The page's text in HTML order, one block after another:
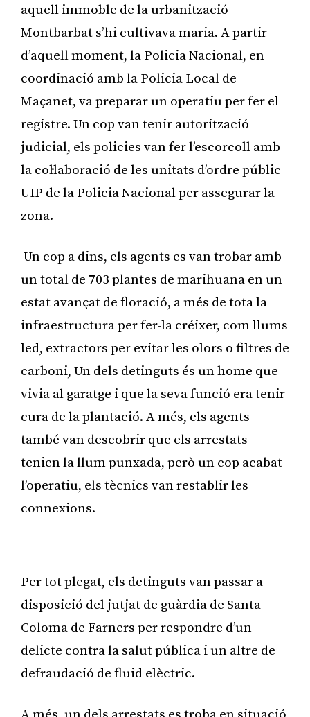
aquell immoble de la urbanització
Montbarbat s’hi cultivava maria. A partir
d’aquell moment, la Policia Nacional, en
coordinació amb la Policia Local de
Maçanet, va preparar un operatiu per fer el
registre. Un cop van tenir autorització
judicial, els policies van fer l’escorcoll amb
la col·laboració de les unitats d’ordre públic
UIP de la Policia Nacional per assegurar la
zona.
Un cop a dins, els agents es van trobar amb
un total de 703 plantes de marihuana en un
estat avançat de floració, a més de tota la
infraestructura per fer-la créixer, com llums
led, extractors per evitar les olors o filtres de
carboni, Un dels detinguts és un home que
vivia al garatge i que la seva funció era tenir
cura de la plantació. A més, els agents
també van descobrir que els arrestats
tenien la llum punxada, però un cop acabat
l’operatiu, els tècnics van restablir les
connexions.
Per tot plegat, els detinguts van passar a
disposició del jutjat de guàrdia de Santa
Coloma de Farners per respondre d’un
delicte contra la salut pública i un altre de
defraudació de fluid elèctric.